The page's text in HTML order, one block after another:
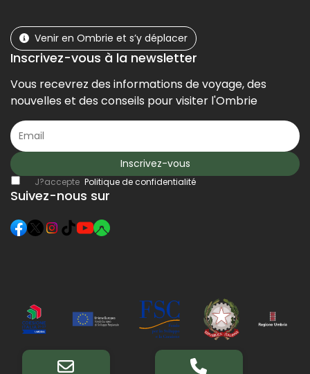
Venir en Ombrie et s’y déplacer
Inscrivez-vous à la newsletter
Vous recevrez des informations de voyage, des
nouvelles et des conseils pour visiter l'Ombrie
Inscrivez-vous
J?accepte Politique de confidentialité
Suivez-nous sur